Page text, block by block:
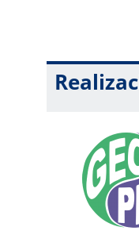
desenvolvimento